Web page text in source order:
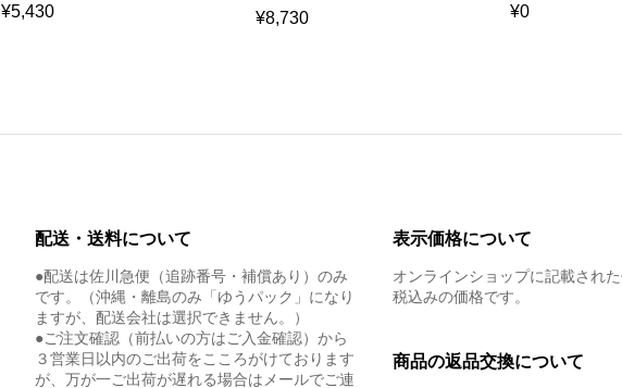
¥5,430 ¥8,730 ¥0
配送・送料について
●配送は佐川急便（追跡番号・補償あり）のみ
です。（沖縄・離島のみ「ゆうパック」になり
ますが、配送会社は選択できません。）
●ご注文確認（前払いの方はご入金確認）から
３営業日以内のご出荷をこころがけております
が、万が一ご出荷が遅れる場合はメールでご連
表示価格について
オンラインショップに記載され
税込みの価格です。
商品の返品交換について